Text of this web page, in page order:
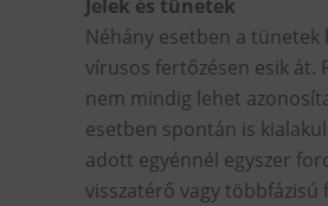
Jelek és tünetek
Néhány esetben a
vírusos fertőzésen esik át.
nem mindig lehet
esetben spontán is
adott egyénnél egyszer
visszatérő vagy